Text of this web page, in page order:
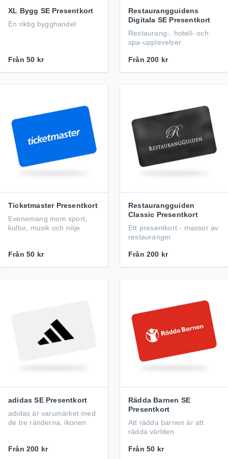
XL Bygg SE Presentkort
En riktig bygghandel
Från 50 kr
Restaurangguidens
Digitala SE Presentkort
Restaurang-, hotell- och
spa-upplevelser
Från 200 kr
Ticketmaster Presentkort
Evenemang inom sport,
kultur, musik och nöje
Från 50 kr
Restaurangguiden
Classic Presentkort
Ett presentkort - massor av
restauranger
Från 200 kr
adidas SE Presentkort
adidas är varumärket med
de tre ränderna, ikonen
Från 200 kr
Rädda Barnen SE
Presentkort
Att rädda barnen är att
rädda världen
Från 50 kr